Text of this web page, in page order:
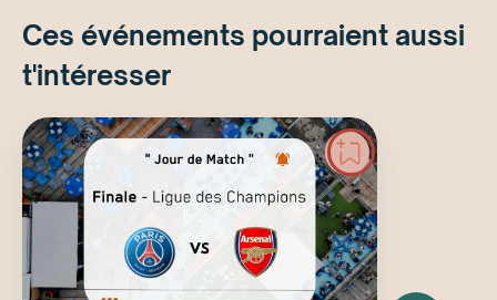
Ces événements pourraient aussi
t'intéresser